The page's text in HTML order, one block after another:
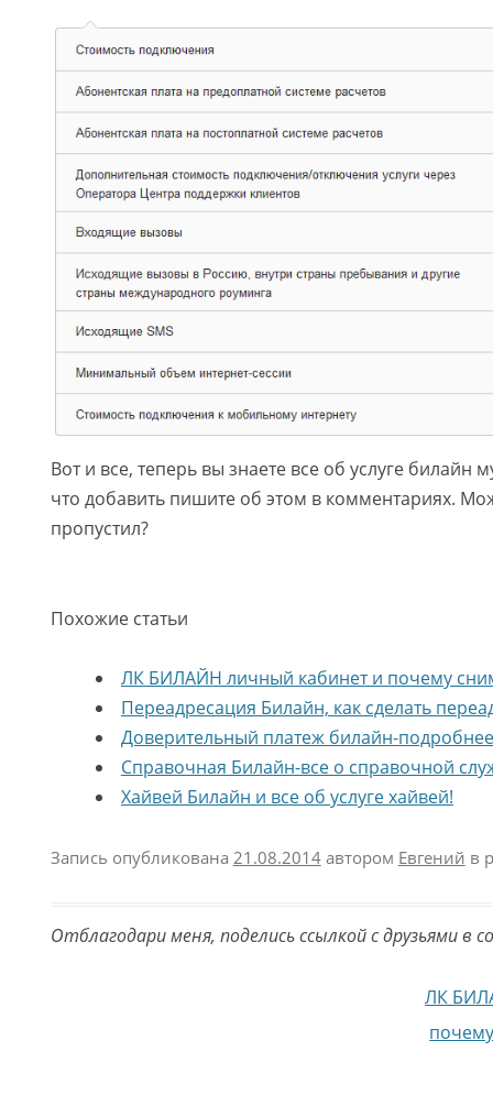
Вот и все, теперь вы знаете все об услуге билайн
что добавить пишите об этом в комментариях.
пропустил?
Похожие статьи
ЛК БИЛАЙН личный кабинет и почему
Переадресация Билайн, как сделать
Доверительный платеж билайн-
Справочная Билайн-все о справочной
Хайвей Билайн и все об услуге хайвей!
Запись опубликована 21.08.2014автором Евгений в
Отблагодари меня, поделись ссылкой с друзьями в
ЛК